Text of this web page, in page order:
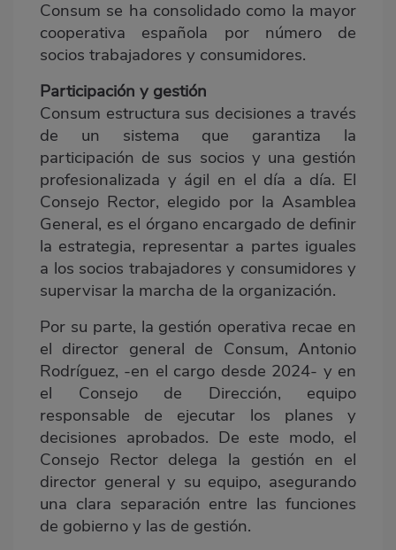
Consum se ha consolidado como la mayor
cooperativa española por número de
socios trabajadores y consumidores.
Participación y gestión
Consum estructura sus decisiones a través
de un sistema que garantiza la
participación de sus socios y una gestión
profesionalizada y ágil en el día a día. El
Consejo Rector, elegido por la Asamblea
General, es el órgano encargado de definir
la estrategia, representar a partes iguales
a los socios trabajadores y consumidores y
supervisar la marcha de la organización.
Por su parte, la gestión operativa recae en
el director general de Consum, Antonio
Rodríguez, -en el cargo desde 2024- y en
el Consejo de Dirección, equipo
responsable de ejecutar los planes y
decisiones aprobados. De este modo, el
Consejo Rector delega la gestión en el
director general y su equipo, asegurando
una clara separación entre las funciones
de gobierno y las de gestión.